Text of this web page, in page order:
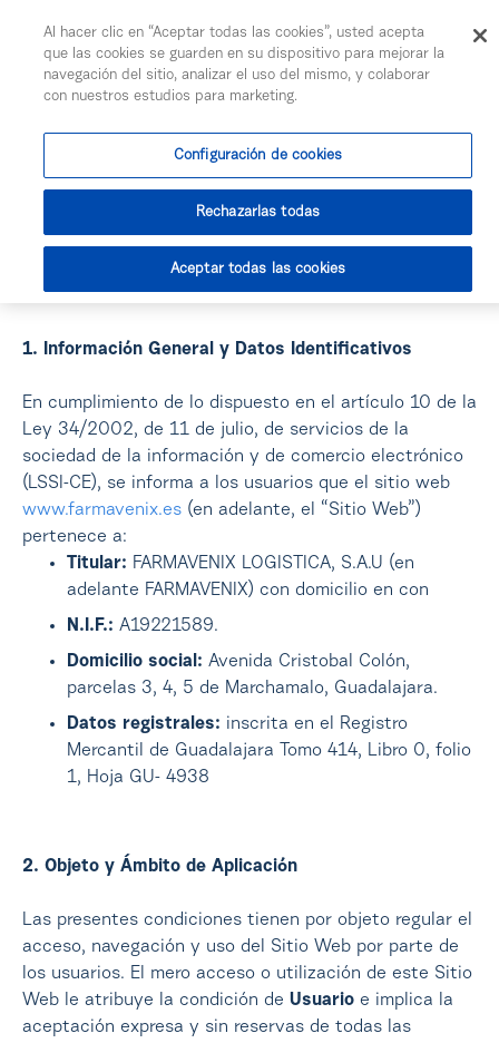
Salta al contingut principal
Aviso legal y
condiciones de uso
de la Web
Farmavenix
1. Información General y Datos Identificativos
En cumplimiento de lo dispuesto en el artículo 10 de la
Ley 34/2002, de 11 de julio, de servicios de la
sociedad de la información y de comercio electrónico
(LSSI-CE), se informa a los usuarios que el sitio web
www.farmavenix.es (en adelante, el “Sitio Web”)
pertenece a:
Titular: FARMAVENIX LOGISTICA, S.A.U (en
adelante FARMAVENIX) con domicilio en con
N.I.F.: A19221589.
Domicilio social: Avenida Cristobal Colón,
parcelas 3, 4, 5 de Marchamalo, Guadalajara.
Datos registrales: inscrita en el Registro
Mercantil de Guadalajara Tomo 414, Libro 0, folio
1, Hoja GU- 4938
2. Objeto y Ámbito de Aplicación
Las presentes condiciones tienen por objeto regular el
acceso, navegación y uso del Sitio Web por parte de
los usuarios. El mero acceso o utilización de este Sitio
Web le atribuye la condición de Usuario e implica la
aceptación expresa y sin reservas de todas las
Al hacer clic en “Aceptar todas las cookies”, usted acepta
que las cookies se guarden en su dispositivo para mejorar la
navegación del sitio, analizar el uso del mismo, y colaborar
con nuestros estudios para marketing.
Configuración de cookies
Rechazarlas todas
Aceptar todas las cookies